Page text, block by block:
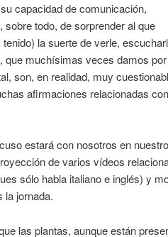
capacidad de comunicación,
sobre todo, de sorprender al que
la suerte de verle,
que muchísimas veces damos
son, en realidad, muy
afirmaciones relacionadas
estará con nosotros en
de varios vídeos
sólo habla italiano e inglés) y
la jornada.
las plantas, aunque están